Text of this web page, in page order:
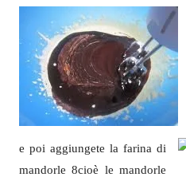
e poi aggiungete la farina di
mandorle 8cioè le mandorle